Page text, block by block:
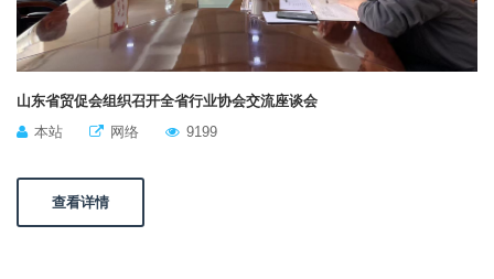
山东省贸促会组织召开全省行业协会交流座谈会
本站
网络 9199
查看详情